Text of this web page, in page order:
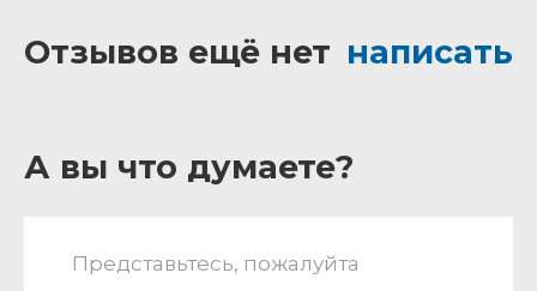
Отзывов ещё нет написать
А вы что думаете?